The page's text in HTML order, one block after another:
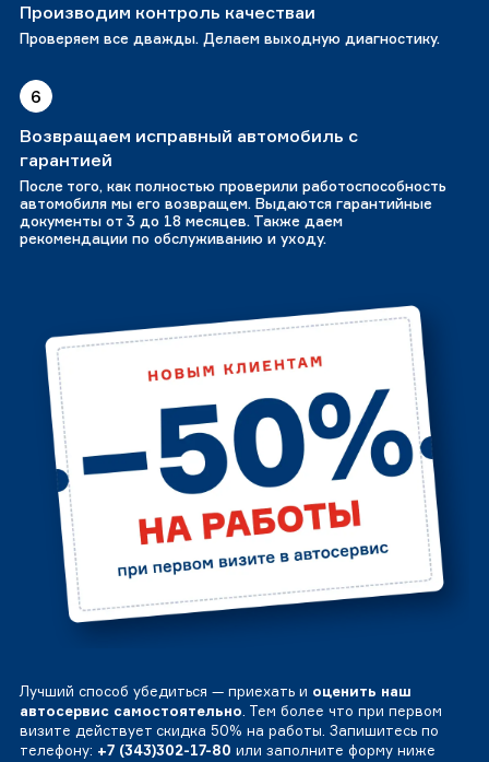
Производим контроль качестваи
Проверяем все дважды. Делаем выходную диагностику.
6
Возвращаем исправный автомобиль с
гарантией
После того, как полностью проверили работоспособность
автомобиля мы его возвращем. Выдаются гарантийные
документы от 3 до 18 месяцев. Также даем
рекомендации по обслуживанию и уходу.
Лучший способ убедиться — приехать и оценить наш
автосервис самостоятельно. Тем более что при первом
визите действует скидка 50% на работы. Запишитесь по
телефону: +7 (343)302-17-80 или заполните форму ниже